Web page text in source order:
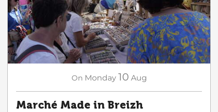
On Monday 10 Aug
Marché Made in Breizh